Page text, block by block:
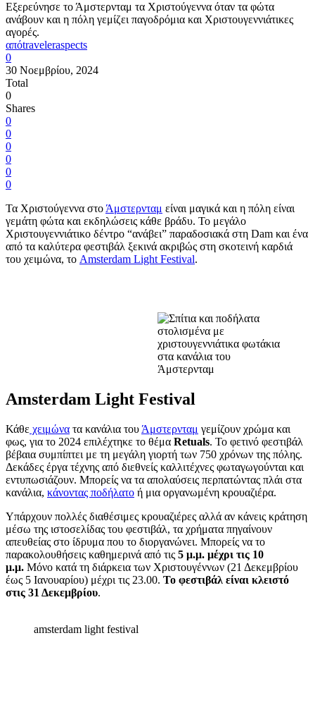
Εξερεύνησε το Άμστερνταμ τα Χριστούγεννα όταν τα φώτα
ανάβουν και η πόλη γεμίζει παγοδρόμια και Χριστουγεννιάτικες
αγορές.
απόtraveleraspects
0
30 Νοεμβρίου, 2024
Total
0
Shares
0
0
0
0
0
0
Τα Χριστούγεννα στο Άμστερνταμ είναι μαγικά και η πόλη είναι
γεμάτη φώτα και εκδηλώσεις κάθε βράδυ. Το μεγάλο
Χριστουγεννιάτικο δέντρο “ανάβει” παραδοσιακά στη Dam και ένα
από τα καλύτερα φεστιβάλ ξεκινά ακριβώς στη σκοτεινή καρδιά
του χειμώνα, το Amsterdam Light Festival.
Amsterdam Light Festival
Κάθε χειμώνα τα κανάλια του Άμστερνταμ γεμίζουν χρώμα και
φως, για το 2024 επιλέχτηκε το θέμα Retuals. Το φετινό φεστιβάλ
βέβαια συμπίπτει με τη μεγάλη γιορτή των 750 χρόνων της πόλης.
Δεκάδες έργα τέχνης από διεθνείς καλλιτέχνες φωταγωγούνται και
εντυπωσιάζουν. Μπορείς να τα απολαύσεις περπατώντας πλάι στα
κανάλια, κάνοντας ποδήλατο ή μια οργανωμένη κρουαζιέρα.
Υπάρχουν πολλές διαθέσιμες κρουαζιέρες αλλά αν κάνεις κράτηση
μέσω της ιστοσελίδας του φεστιβάλ, τα χρήματα πηγαίνουν
απευθείας στο ίδρυμα που το διοργανώνει. Μπορείς να το
παρακολουθήσεις καθημερινά από τις 5 μ.μ. μέχρι τις 10
μ.μ. Μόνο κατά τη διάρκεια των Χριστουγέννων (21 Δεκεμβρίου
έως 5 Ιανουαρίου) μέχρι τις 23.00. Το φεστιβάλ είναι κλειστό
στις 31 Δεκεμβρίου.
amsterdam light festival